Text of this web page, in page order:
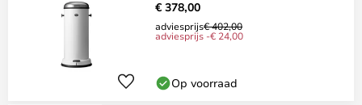
€ 378,00
adviesprijs€ 402,00
adviesprijs -€ 24,00
Op voorraad